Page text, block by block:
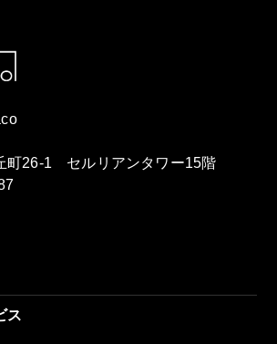
町26-1 セルリアンタワー15階
ス